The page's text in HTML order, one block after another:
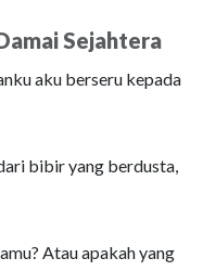
Sejahtera
aku berseru kepada
bibir yang berdusta,
Atau apakah yang